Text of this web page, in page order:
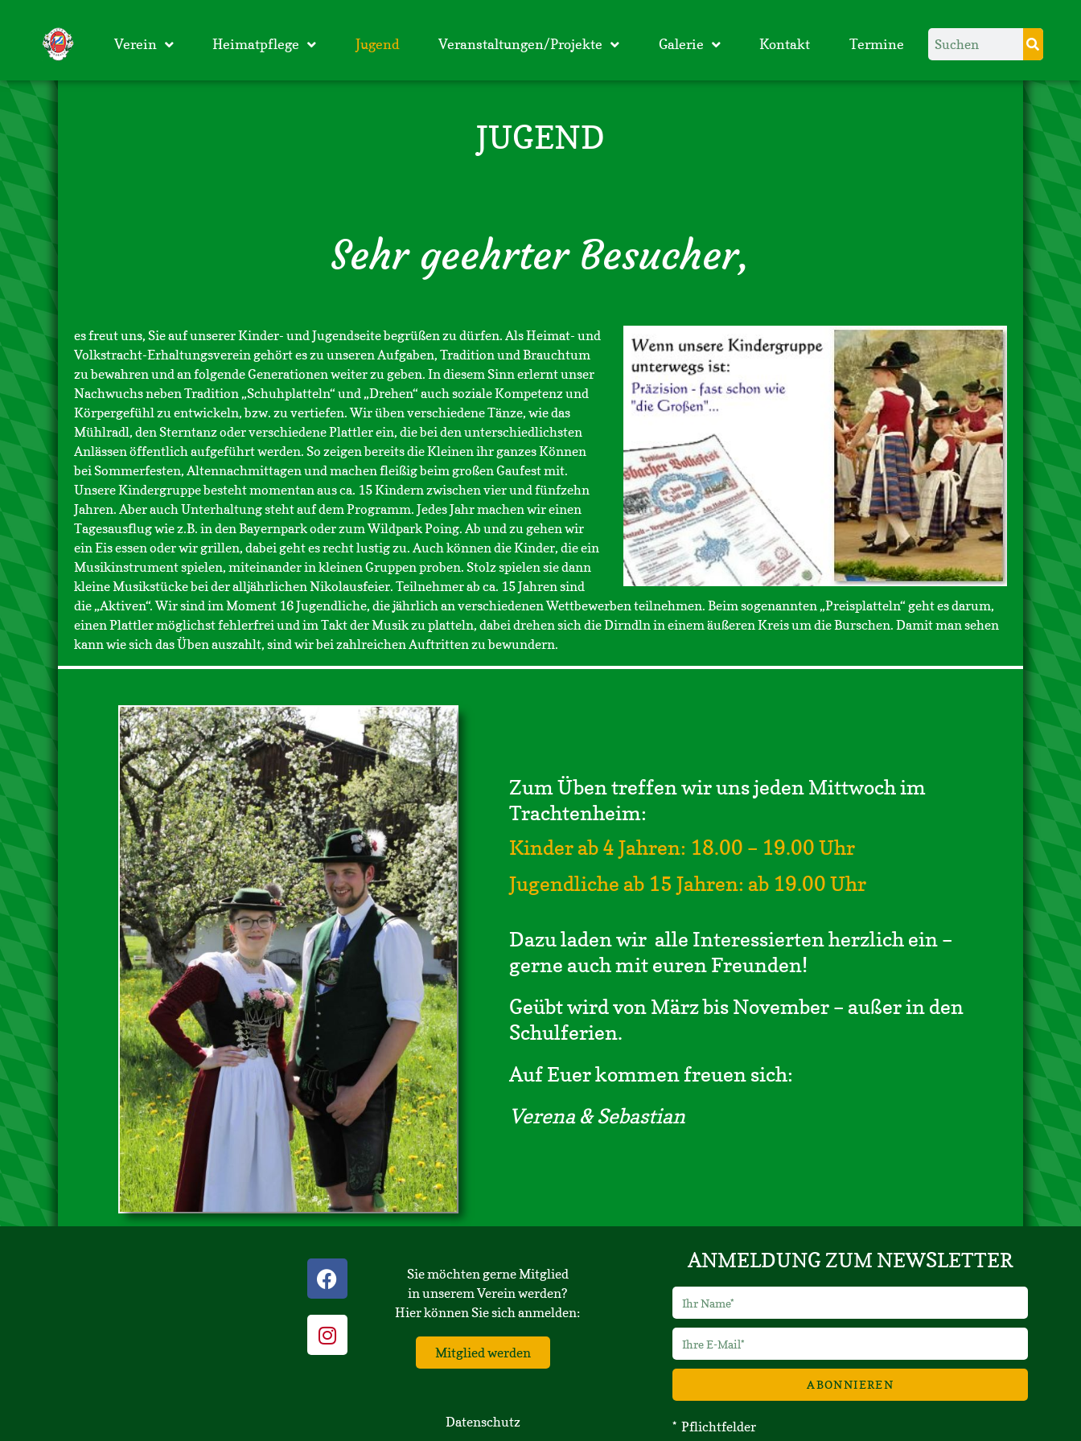
Verein Heimatpflege Jugend Veranstaltungen/Projekte Galerie Kontakt Termine
JUGEND
Sehr geehrter Besucher,
es freut uns, Sie auf unserer Kinder- und Jugendseite begrüßen zu dürfen. Als Heimat- und
Volkstracht-Erhaltungsverein gehört es zu unseren Aufgaben, Tradition und Brauchtum
zu bewahren und an folgende Generationen weiter zu geben. In diesem Sinn erlernt unser
Nachwuchs neben Tradition „Schuhplatteln“ und „Drehen“ auch soziale Kompetenz und
Körpergefühl zu entwickeln, bzw. zu vertiefen. Wir üben verschiedene Tänze, wie das
Mühlradl, den Sterntanz oder verschiedene Plattler ein, die bei den unterschiedlichsten
Anlässen öffentlich aufgeführt werden. So zeigen bereits die Kleinen ihr ganzes Können
bei Sommerfesten, Altennachmittagen und machen fleißig beim großen Gaufest mit.
Unsere Kindergruppe besteht momentan aus ca. 15 Kindern zwischen vier und fünfzehn
Jahren. Aber auch Unterhaltung steht auf dem Programm. Jedes Jahr machen wir einen
Tagesausflug wie z.B. in den Bayernpark oder zum Wildpark Poing. Ab und zu gehen wir
ein Eis essen oder wir grillen, dabei geht es recht lustig zu. Auch können die Kinder, die ein
Musikinstrument spielen, miteinander in kleinen Gruppen proben. Stolz spielen sie dann
kleine Musikstücke bei der alljährlichen Nikolausfeier. Teilnehmer ab ca. 15 Jahren sind
die „Aktiven“. Wir sind im Moment 16 Jugendliche, die jährlich an verschiedenen Wettbewerben teilnehmen. Beim sogenannten „Preisplatteln“ geht es darum,
einen Plattler möglichst fehlerfrei und im Takt der Musik zu platteln, dabei drehen sich die Dirndln in einem äußeren Kreis um die Burschen. Damit man sehen
kann wie sich das Üben auszahlt, sind wir bei zahlreichen Auftritten zu bewundern.
Zum Üben treffen wir uns jeden Mittwoch im
Trachtenheim:
Kinder ab 4 Jahren: 18.00 – 19.00 Uhr
Jugendliche ab 15 Jahren: ab 19.00 Uhr
Dazu laden wir alle Interessierten herzlich ein –
gerne auch mit euren Freunden!
Geübt wird von März bis November – außer in den
Schulferien.
Auf Euer kommen freuen sich:
Verena & Sebastian
Sie möchten gerne Mitglied
in unserem Verein werden?
Hier können Sie sich anmelden:
Mitglied werden
Datenschutz
ANMELDUNG ZUM NEWSLETTER
ABONNIEREN
* Pflichtfelder